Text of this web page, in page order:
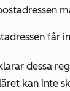
får
dessa
kan inte